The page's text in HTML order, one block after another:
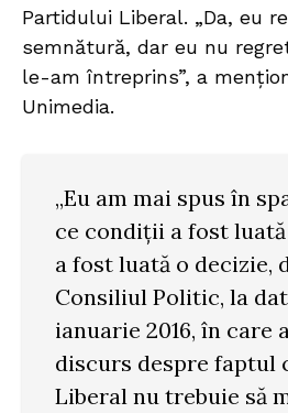
Partidului Liberal. „Da, eu
semnătură, dar eu nu
le-am întreprins”, a
Unimedia.
„Eu am mai spus în
ce condiții a fost
a fost luată o decizie,
Consiliul Politic, la
ianuarie 2016, în care
discurs despre faptul
Liberal nu trebuie să